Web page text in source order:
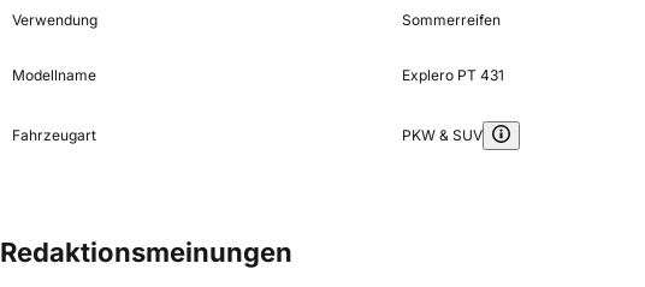
Verwendung Sommerreifen
Modellname Explero PT 431
Fahrzeugart PKW & SUV
Redaktionsmeinungen